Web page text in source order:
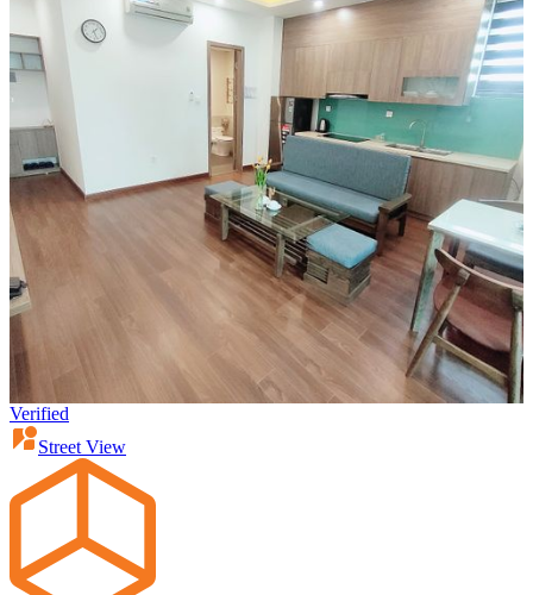
Verified
Street View